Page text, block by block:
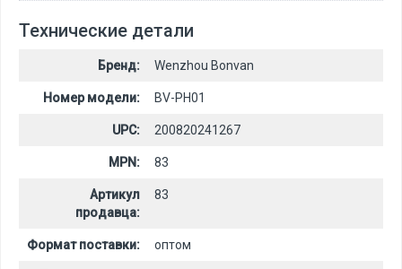
Технические детали
Бренд: Wenzhou Bonvan
Номер модели: BV-PH01
UPC: 200820241267
MPN: 83
Артикул
продавца:
83
Формат поставки: оптом